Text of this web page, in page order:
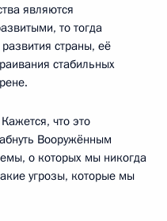
являются
то тогда
страны, её
стабильных
что это
Вооружённым
о которых мы никогда
угрозы, которые мы